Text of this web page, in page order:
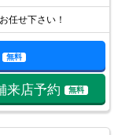
任せ下さい！
無料
来店予約 無料